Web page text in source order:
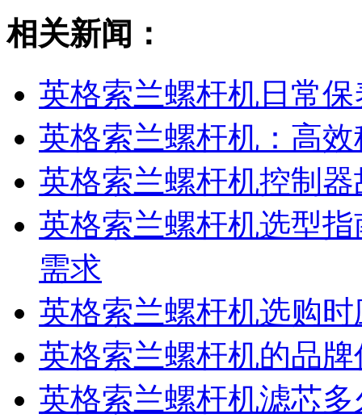
相关新闻：
英格索兰螺杆机日常
英格索兰螺杆机：高
英格索兰螺杆机控制
英格索兰螺杆机选型
需求
英格索兰螺杆机选购
英格索兰螺杆机的品
英格索兰螺杆机滤芯